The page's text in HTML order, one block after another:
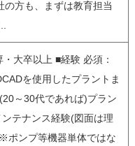
の方も、まずは教育担当
大卒以上 ■経験 必須：
を使用したプラントま
～30代であれば)プラン
テナンス経験(図面は理
ポンプ等機器単体ではな